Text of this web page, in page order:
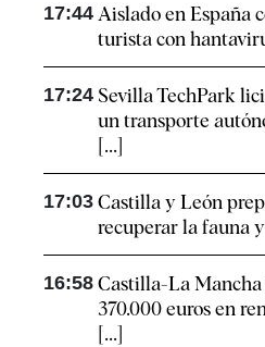
17:44 Aislado en España
turista con
17:24 Sevilla TechPark
un transporte
[...]
17:03 Castilla y León
recuperar la fauna
16:58 Castilla-La
370.000 euros en
[...]